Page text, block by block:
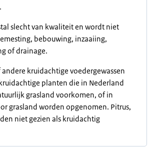
slecht van kwaliteit en wordt niet
bebouwing, inzaaiing,
of drainage.
andere kruidachtige voedergewassen
planten die in Nederland
grasland voorkomen, of in
grasland worden opgenomen. Pitrus,
niet gezien als kruidachtig